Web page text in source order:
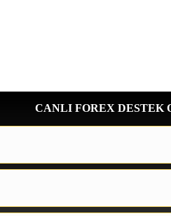
CANLI FOREX DESTEK